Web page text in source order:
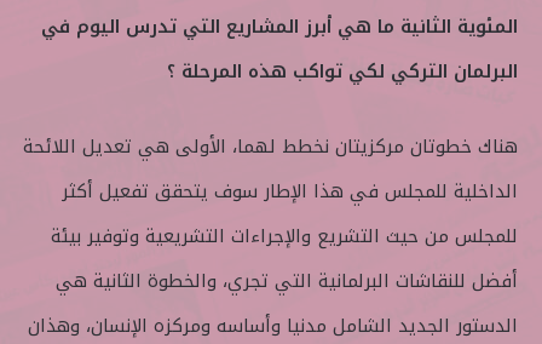
المئوية الثانية ما هي أبرز المشاريع التي تدرس اليوم في
البرلمان التركي لكي تواكب هذه المرحلة ؟
هناك خطوتان مركزيتان نخطط لهما، الأولى هي تعديل اللائحة
الداخلية للمجلس في هذا الإطار سوف يتحقق تفعيل أكثر
للمجلس من حيث التشريع والإجراءات التشريعية وتوفير بيئة
أفضل للنقاشات البرلمانية التي تجري، والخطوة الثانية هي
الدستور الجديد الشامل مدنيا وأساسه ومركزه الإنسان، وهذان